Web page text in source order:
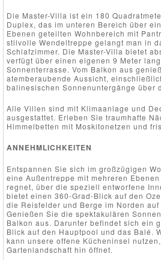
Die Master-Villa ist ein 180
Duplex, das im unteren Bereich über
Ebenen geteilten Wohnbereich mit
stilvolle Wendeltreppe gelangt man in
Schlafzimmer. Die Master-Villa bietet
verfügt über einen eigenen 9 Meter
Sonnenterrasse. Vom Balkon aus
atemberaubende Aussicht,
balinesischen Sonnenuntergänge über
Alle Villen sind mit Klimaanlage und
ausgestattet. Erleben Sie traumhafte
Himmelbetten mit Moskitonetzen und
ANNEHMLICHKEITEN
Entspannen Sie sich im großzügigen
eine Außentreppe mit mehreren
regnet, über die speziell entworfene
bietet einen 360-Grad-Blick auf den
die Reisfelder und Berge im Norden
Genießen Sie die spektakulären
Balkon aus. Darunter befindet sich ein
Blick auf den Hauptpool und das Balé.
kann unsere offene Kücheninsel
Gartenlandschaft hin öffnet.